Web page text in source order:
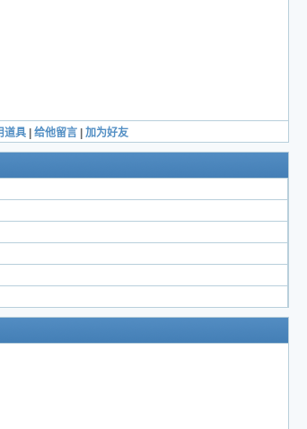
道具
给他留言 加为好友